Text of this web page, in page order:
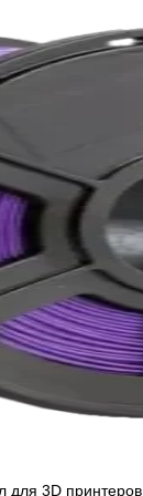
для 3D принтеров